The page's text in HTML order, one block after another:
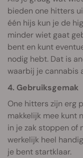
bieden one hitters
één hijs kun je de
minder wiet gaat
bent en kunt
nodig hebt. Dat is
waarbij je cannabis
4. Gebruiksgemak
One hitters zijn erg
makkelijk mee kunt
in je zak stoppen of
werkelijk heel
je bent startklaar.